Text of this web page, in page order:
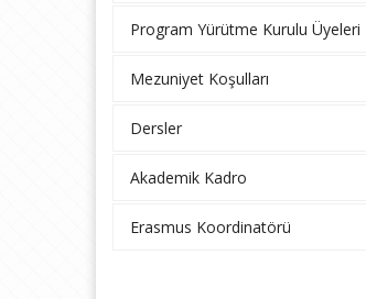
Program Yürütme Kurulu Üyeleri
Mezuniyet Koşulları
Dersler
Akademik Kadro
Erasmus Koordinatörü